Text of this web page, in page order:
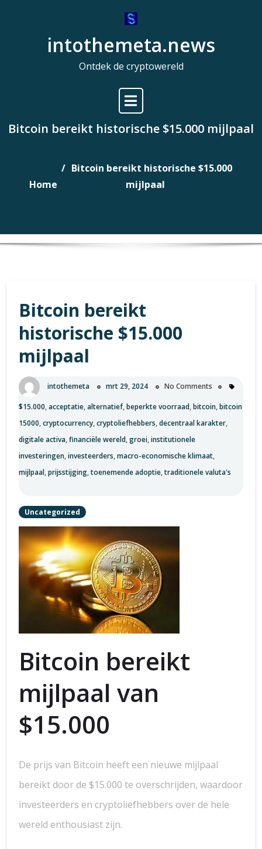
intothemeta.news
Ontdek de cryptowereld
Bitcoin bereikt historische $15.000 mijlpaal
Home
Bitcoin bereikt historische $15.000
mijlpaal
Bitcoin bereikt
historische $15.000
mijlpaal
intothemeta mrt 29, 2024 No Comments
$15.000,acceptatie,alternatief,beperkte voorraad,bitcoin,bitcoin
15000,cryptocurrency,cryptoliefhebbers,decentraal karakter,
digitale activa,financiële wereld,groei,institutionele
investeringen,investeerders,macro-economische klimaat,
mijlpaal,prijsstijging,toenemende adoptie,traditionele valuta's
Uncategorized
Bitcoin bereikt
mijlpaal van
$15.000
De prijs van Bitcoin heeft een nieuwe mijlpaal
bereikt door de $15.000 te overschrijden, waardoor
investeerders en cryptoliefhebbers over de hele
wereld enthousiast zijn.